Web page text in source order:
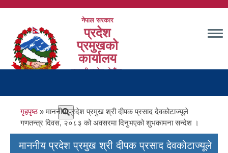
content
नेपाल सरकार
प्रदेश
प्रमुखको
कार्यालय
बागमती प्रदेश, हेटौंडा,
navigation
Breadcrumb
गृहपृष्ठ
माननीय प्रदेश प्रमुख श्री दीपक प्रसाद देवकोटाज्यूले
गणतन्त्र दिवस, २०८३ को अवसरमा दिनुभएको शुभकामना सन्देश ।
माननीय प्रदेश प्रमुख श्री दीपक प्रसाद देवकोटाज्यूले